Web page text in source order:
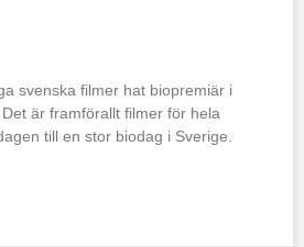
svenska filmer hat biopremiär i
är framförallt filmer för hela
till en stor biodag i Sverige.